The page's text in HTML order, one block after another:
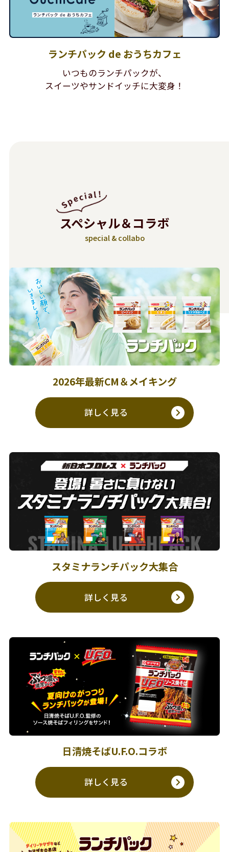
ランチパック de おうちカフェ
いつものランチパックが、
スイーツやサンドイッチに大変身！
スペシャル＆コラボ
special & collabo
2026年最新CM＆メイキング
詳しく見る
スタミナランチパック大集合
詳しく見る
日清焼そばU.F.O.コラボ
詳しく見る